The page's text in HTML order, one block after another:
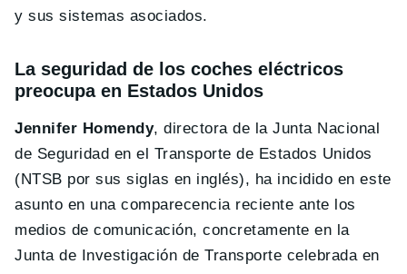
y sus sistemas asociados.
La seguridad de los coches eléctricos
preocupa en Estados Unidos
Jennifer Homendy, directora de la Junta Nacional
de Seguridad en el Transporte de Estados Unidos
(NTSB por sus siglas en inglés), ha incidido en este
asunto en una comparecencia reciente ante los
medios de comunicación, concretamente en la
Junta de Investigación de Transporte celebrada en